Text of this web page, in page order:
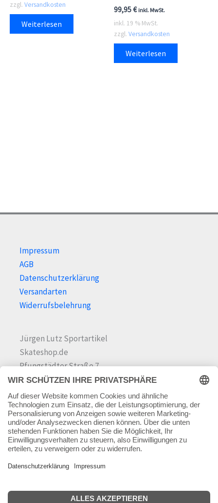
zzgl. Versandkosten
Weiterlesen
99,95€ inkl. MwSt.
inkl. 19 % MwSt.
zzgl. Versandkosten
Weiterlesen
Impressum
AGB
Datenschutzerklärung
Versandarten
Widerrufsbelehrung
Jürgen Lutz Sportartikel
Skateshop.de
Pfungstädter Straße 7
64342 Seeheim-Jugenheim
Tel.06257 868181
Mail:info@skateshop.de
Warenkorb
Mein Konto